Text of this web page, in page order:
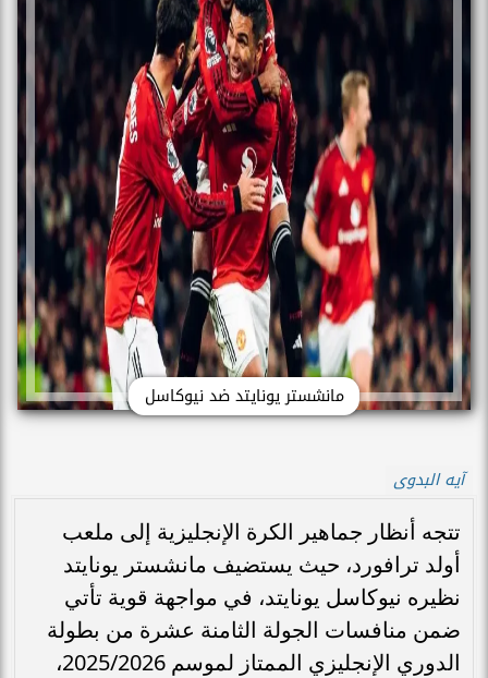
مانشستر يونايتد ضد نيوكاسل
آيه البدوى
تتجه أنظار جماهير الكرة الإنجليزية إلى ملعب
أولد ترافورد، حيث يستضيف مانشستر يونايتد
نظيره نيوكاسل يونايتد، في مواجهة قوية تأتي
ضمن منافسات الجولة الثامنة عشرة من بطولة
الدوري الإنجليزي الممتاز لموسم 2025/2026،